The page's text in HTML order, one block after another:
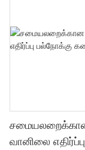
சமையலறைக்கான
வானிலை